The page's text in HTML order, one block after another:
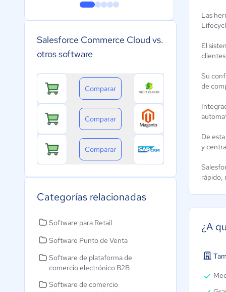
Salesforce Commerce Cloud vs.
otros software
Comparar
Comparar
Comparar
Categorías relacionadas
Software para Retail
Software Punto de Venta
Software de plataforma de
comercio electrónico B2B
Software de comercio
Las
El
Su
de
De
y
rápido,
¿A